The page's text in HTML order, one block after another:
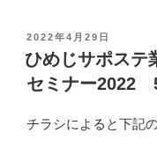
投
稿
日
:
2022年4月29日
ひめじサポステ
セミナー2022
チラシによると下記